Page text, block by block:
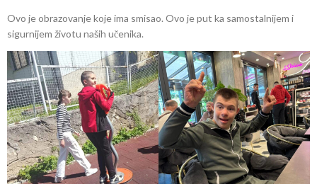
Ovo je obrazovanje koje ima smisao. Ovo je put ka samostalnijem i
sigurnijem životu naših učenika.